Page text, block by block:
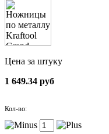
Цена за штуку
1 649.34 руб
Кол-во: